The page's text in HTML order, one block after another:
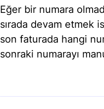
Eğer bir numara
sırada devam etmek
son faturada hangi
sonraki numarayı